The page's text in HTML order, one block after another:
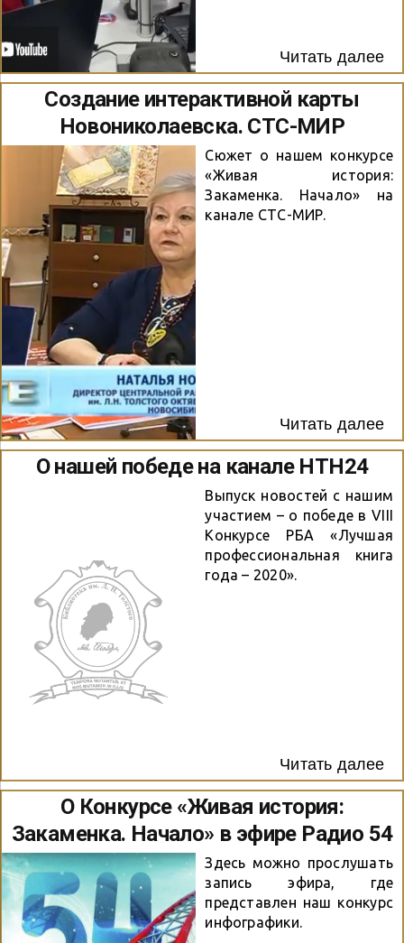
Читать далее
Создание интерактивной карты
Новониколаевска. СТС-МИР
Сюжет о нашем конкурсе
«Живая история:
Закаменка. Начало» на
канале СТС-МИР.
Читать далее
О нашей победе на канале НТН24
Выпуск новостей с нашим
участием – о победе в VIII
Конкурсе РБА «Лучшая
профессиональная книга
года – 2020».
Читать далее
О Конкурсе «Живая история:
Закаменка. Начало» в эфире Радио 54
Здесь можно прослушать
запись эфира, где
представлен наш конкурс
инфографики.